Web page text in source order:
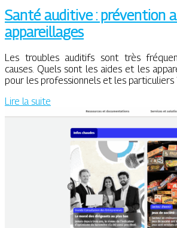
Santé auditive : prévention
appareillages
Les troubles auditifs sont très
causes. Quels sont les aides et les
pour les professionnels et les particuliers
Lire la suite